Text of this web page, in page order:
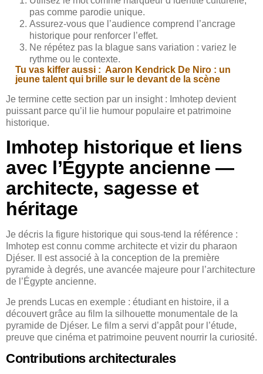
pas comme parodie unique.
Assurez-vous que l’audience comprend l’ancrage
historique pour renforcer l’effet.
Ne répétez pas la blague sans variation : variez le
rythme ou le contexte.
Tu vas kiffer aussi : Aaron Kendrick De Niro : un
jeune talent qui brille sur le devant de la scène
Je termine cette section par un insight : Imhotep devient
puissant parce qu’il lie humour populaire et patrimoine
historique.
Imhotep historique et liens
avec l’Égypte ancienne —
architecte, sagesse et
héritage
Je décris la figure historique qui sous-tend la référence :
Imhotep est connu comme architecte et vizir du pharaon
Djéser. Il est associé à la conception de la première
pyramide à degrés, une avancée majeure pour l’architecture
de l’Égypte ancienne.
Je prends Lucas en exemple : étudiant en histoire, il a
découvert grâce au film la silhouette monumentale de la
pyramide de Djéser. Le film a servi d’appât pour l’étude,
preuve que cinéma et patrimoine peuvent nourrir la curiosité.
Contributions architecturales